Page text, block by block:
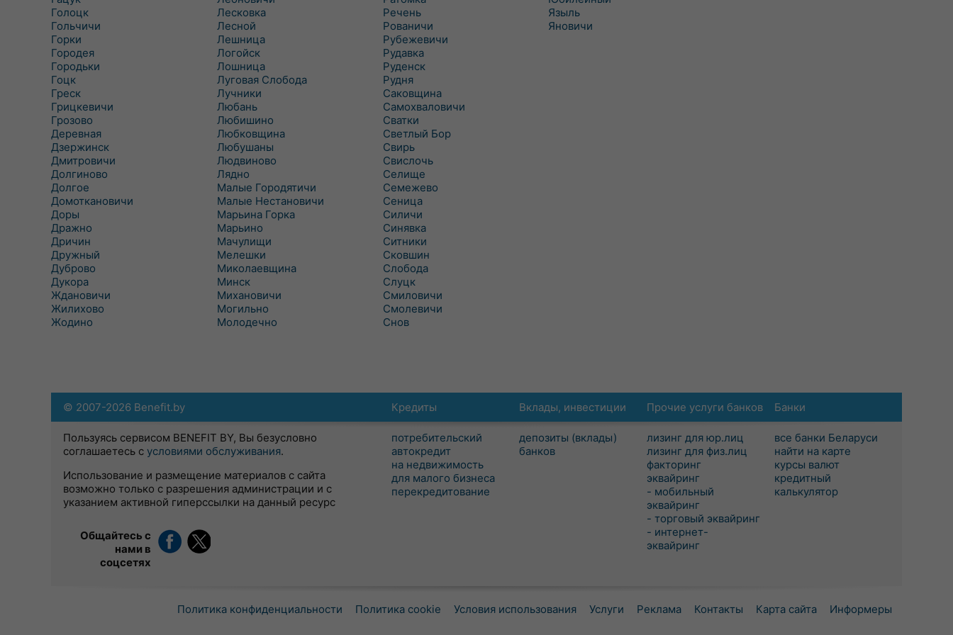
Голоцк
Гольчичи
Горки
Городея
Городьки
Гоцк
Греск
Грицкевичи
Грозово
Деревная
Дзержинск
Дмитровичи
Долгиново
Долгое
Домоткановичи
Доры
Дражно
Дричин
Дружный
Дуброво
Дукора
Ждановичи
Жилихово
Жодино
Лесковка
Лесной
Лешница
Логойск
Лошница
Луговая Слобода
Лучники
Любань
Любишино
Любковщина
Любушаны
Людвиново
Лядно
Малые Городятичи
Малые Нестановичи
Марьина Горка
Марьино
Мачулищи
Мелешки
Миколаевщина
Минск
Михановичи
Могильно
Молодечно
Речень
Рованичи
Рубежевичи
Рудавка
Руденск
Рудня
Саковщина
Самохваловичи
Сватки
Светлый Бор
Свирь
Свислочь
Селище
Семежево
Сеница
Силичи
Синявка
Ситники
Сковшин
Слобода
Слуцк
Смиловичи
Смолевичи
Снов
Языль
Яновичи
Кредиты
потребительский
автокредит
на недвижимость
для малого бизнеса
перекредитование
Вклады, инвестиции
депозиты (вклады)
банков
Прочие услуги банков
лизинг для юр.лиц
лизинг для физ.лиц
факторинг
эквайринг
- мобильный
эквайринг
- торговый эквайринг
- интернет-
эквайринг
Банки
все банки Беларуси
найти на карте
курсы валют
кредитный
калькулятор
© 2007-2026 Benefit.by
Пользуясь сервисом BENEFIT BY, Вы безусловно
соглашаетесь с условиями обслуживания.
Использование и размещение материалов с сайта
возможно только с разрешения администрации и с
указанием активной гиперссылки на данный ресурс
Общайтесь с
нами в
соцсетях
Политика конфиденциальности Политика cookie Условия использования Услуги Реклама Контакты Карта сайта Информеры